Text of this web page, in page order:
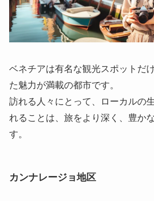
ベネチアは有名な観光スポットだ
た魅力が満載の都市です。
訪れる人々にとって、ローカルの
れることは、旅をより深く、豊か
す。
カンナレージョ地区